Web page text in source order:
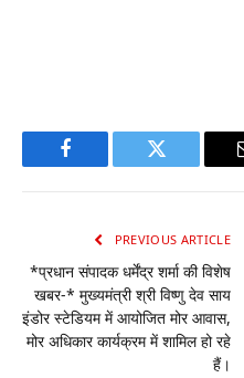
Facebook Twitter
PREVIOUS ARTICLE
*प्रधान संपादक धर्मेंद्र शर्मा की विशेष
खबर-* मुख्यमंत्री श्री विष्णु देव साय
इंडोर स्टेडियम में आयोजित मोर आवास,
मोर अधिकार कार्यक्रम में शामिल हो रहे
हैं।